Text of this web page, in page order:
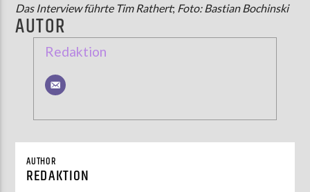
Das Interview führte Tim Rathert; Foto: Bastian Bochinski
AUTOR
Redaktion
AUTHOR
REDAKTION